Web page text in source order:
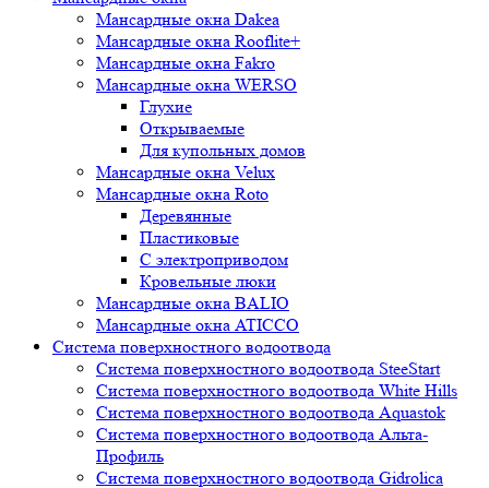
Мансардные окна Dakea
Мансардные окна Rooflite+
Мансардные окна Fakro
Мансардные окна WERSO
Глухие
Открываемые
Для купольных домов
Мансардные окна Velux
Мансардные окна Roto
Деревянные
Пластиковые
С электроприводом
Кровельные люки
Мансардные окна BALIO
Мансардные окна ATICCO
Система поверхностного водоотвода
Система поверхностного водоотвода SteeStart
Система поверхностного водоотвода White Hills
Система поверхностного водоотвода Aquastok
Система поверхностного водоотвода Альта-
Профиль
Система поверхностного водоотвода Gidrolica